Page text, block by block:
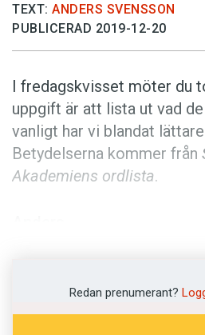
Annonsera
Press
TEXT: ANDERS SVENSSON
PUBLICERAD 2019-12-20
I fredagskvisset möter du
uppgift är att lista ut vad
vanligt har vi blandat
Betydelserna kommer från
Akademiens ordlista.
Vet du vad
Redan prenumerant?